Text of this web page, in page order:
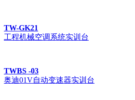
TW-GK21
工程机械空调系统实训台
TWBS -03
奥迪01V自动变速器实训台